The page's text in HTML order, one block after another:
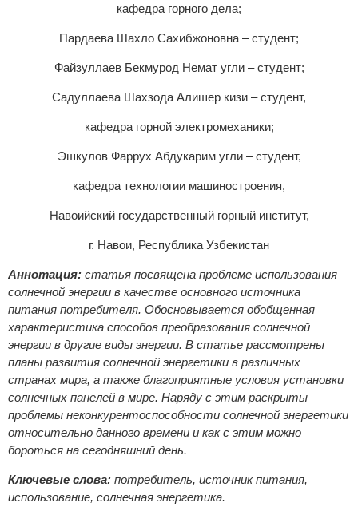
кафедра горного дела;
Пардаева Шахло Сахибжоновна – студент;
Файзуллаев Бекмурод Немат угли – студент;
Садуллаева Шахзода Алишер кизи – студент,
кафедра горной электромеханики;
Эшкулов Фаррух Абдукарим угли – студент,
кафедра технологии машиностроения,
Навоийский государственный горный институт,
г. Навои, Республика Узбекистан
Аннотация: статья посвящена проблеме использования
солнечной энергии в качестве основного источника
питания потребителя. Обосновывается обобщенная
характеристика способов преобразования солнечной
энергии в другие виды энергии. В статье рассмотрены
планы развития солнечной энергетики в различных
странах мира, а также благоприятные условия установки
солнечных панелей в мире. Наряду с этим раскрыты
проблемы неконкурентоспособности солнечной энергетики
относительно данного времени и как с этим можно
бороться на сегодняшний день.
Ключевые слова: потребитель, источник питания,
использование, солнечная энергетика.